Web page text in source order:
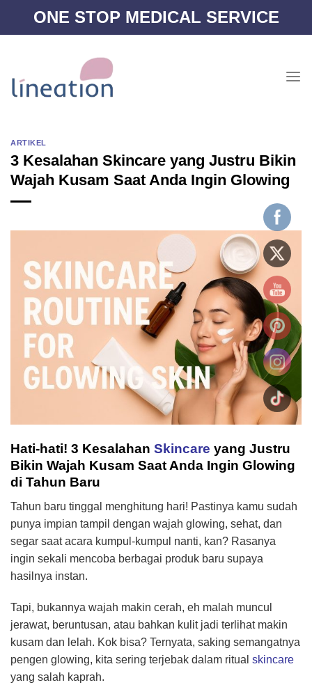
ONE STOP MEDICAL SERVICE
ARTIKEL
3 Kesalahan Skincare yang Justru Bikin
Wajah Kusam Saat Anda Ingin Glowing
Hati-hati! 3 Kesalahan Skincare yang Justru
Bikin Wajah Kusam Saat Anda Ingin Glowing
di Tahun Baru
Tahun baru tinggal menghitung hari! Pastinya kamu sudah
punya impian tampil dengan wajah glowing, sehat, dan
segar saat acara kumpul-kumpul nanti, kan? Rasanya
ingin sekali mencoba berbagai produk baru supaya
hasilnya instan.
Tapi, bukannya wajah makin cerah, eh malah muncul
jerawat, beruntusan, atau bahkan kulit jadi terlihat makin
kusam dan lelah. Kok bisa? Ternyata, saking semangatnya
pengen glowing, kita sering terjebak dalam ritual skincare
yang salah kaprah.